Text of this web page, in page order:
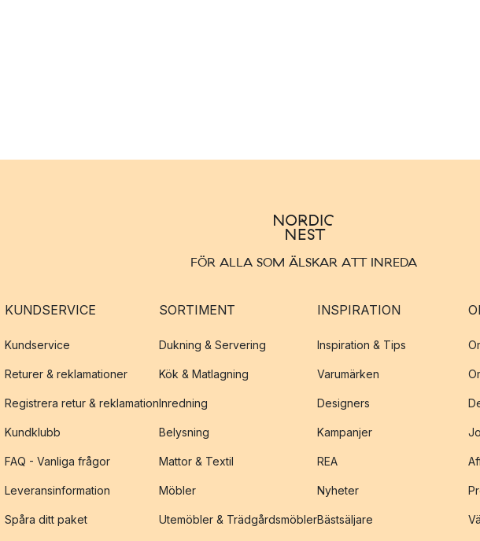
FÖR ALLA SOM ÄLSKAR ATT INREDA
KUNDSERVICE
Kundservice
Returer & reklamationer
Registrera retur & reklamation
Kundklubb
FAQ - Vanliga frågor
Leveransinformation
Spåra ditt paket
SORTIMENT
Dukning & Servering
Kök & Matlagning
Inredning
Belysning
Mattor & Textil
Möbler
Utemöbler & Trädgårdsmöbler
INSPIRATION
Inspiration & Tips
Varumärken
Designers
Kampanjer
REA
Nyheter
Bästsäljare